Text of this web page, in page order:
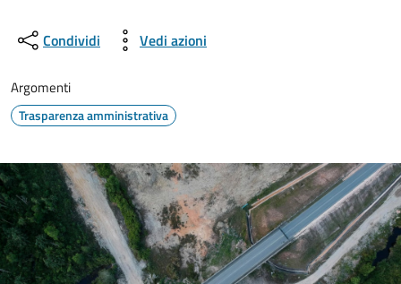
Condividi Vedi azioni
Argomenti
Trasparenza amministrativa